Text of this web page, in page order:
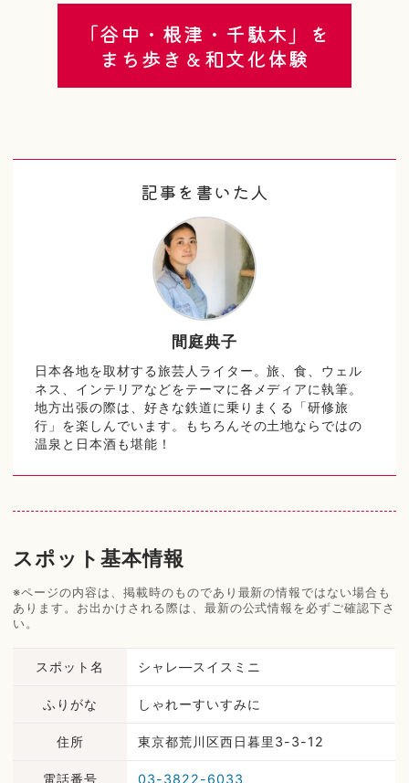
「谷中・根津・千駄木」を
まち歩き＆和文化体験
記事を書いた人
間庭典子
日本各地を取材する旅芸人ライター。旅、食、ウェル
ネス、インテリアなどをテーマに各メディアに執筆。
地方出張の際は、好きな鉄道に乗りまくる「研修旅
行」を楽しんでいます。もちろんその土地ならではの
温泉と日本酒も堪能！
スポット基本情報
※ページの内容は、掲載時のものであり最新の情報ではない場合も
あります。お出かけされる際は、最新の公式情報を必ずご確認下さ
い。
スポット名 シャレ―スイスミニ
ふりがな しゃれーすいすみに
住所 東京都荒川区西日暮里3-3-12
電話番号 03-3822-6033